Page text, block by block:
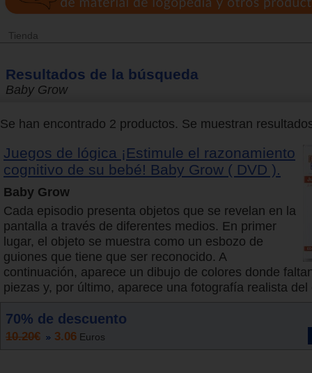
Tienda
Resultados de la búsqueda
Baby Grow
Se han encontrado 2 productos. Se muestran
Juegos de lógica ¡Estimule el razonamiento
cognitivo de su bebé! Baby Grow ( DVD ).
Baby Grow
Cada episodio presenta objetos que se revelan en la
pantalla a través de diferentes medios. En primer
lugar, el objeto se muestra como un esbozo de
guiones que tiene que ser reconocido. A
continuación, aparece un dibujo de colores donde
piezas y, por último, aparece una fotografía realista del
70% de descuento
10.20€ 3.06 Euros